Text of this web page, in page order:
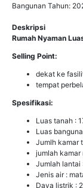
Bangunan Tahun:
Deskripsi
Rumah Nyaman
Selling Point:
dekat ke
tempat
Spesifikasi:
Luas tanah :
Luas
Jumlh kamar
jumlah kamar
Jumlah lantai
Jenis air :
Daya listrik :